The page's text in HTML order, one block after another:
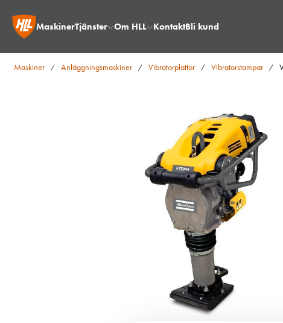
MaskinerTjänster Om HLL KontaktBli kund
Maskiner / Anläggningsmaskiner / Vibratorplattor / Vibratorstampar /